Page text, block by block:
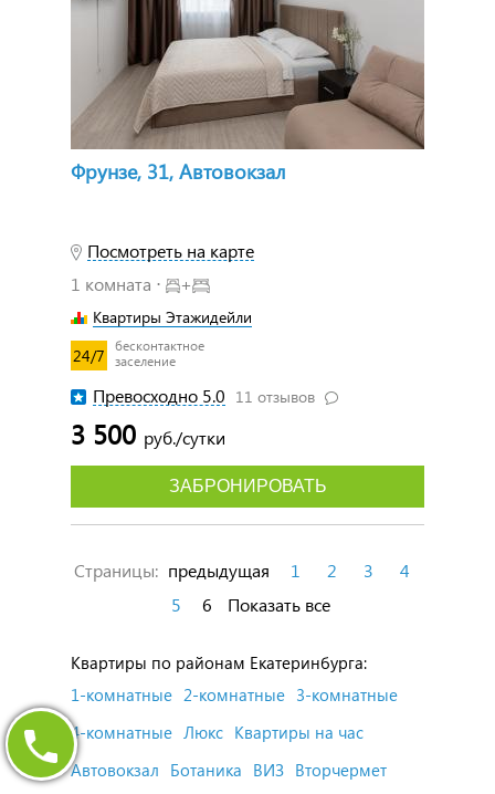
Фрунзе, 31, Автовокзал
Посмотреть на карте
1 комната ⋅
+
Квартиры Этажидейли
24/7
бесконтактное
заселение
Превосходно 5.0 11 отзывов
3 500 руб./сутки
ЗАБРОНИРОВАТЬ
Страницы: предыдущая 1 2 3
4
5
6 Показать все
Квартиры по районам Екатеринбурга:
1-комнатные 2-комнатные 3-комнатные
4-комнатные Люкс Квартиры на час
Автовокзал Ботаника ВИЗ Вторчермет